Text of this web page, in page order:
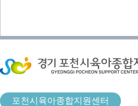
포천시육아종합지원센터